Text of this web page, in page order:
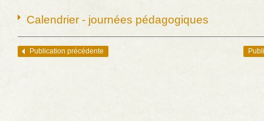
Calendrier - journées pédagogiques
Navigation des articles
Publication précédente